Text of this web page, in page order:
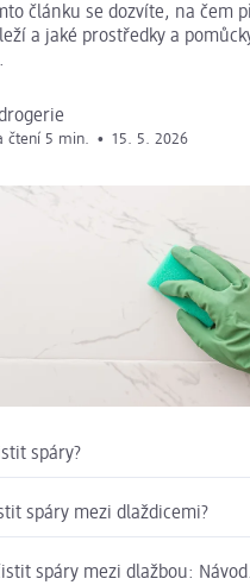
článku se dozvíte, na čem
a jaké prostředky a
čtení 5 min. • 15. 5. 2026
spáry?
spáry mezi dlaždicemi?
spáry mezi dlažbou: Návod.